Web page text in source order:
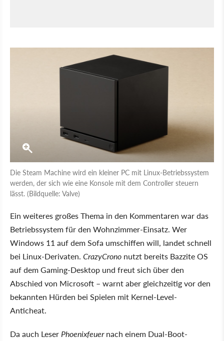
Die Steam Machine wird ein kleiner PC mit Linux-Betriebssystem
werden, der sich wie eine Konsole mit dem Controller steuern
lässt. (Bildquelle: Valve)
Ein weiteres großes Thema in den Kommentaren war das
Betriebssystem für den Wohnzimmer-Einsatz. Wer
Windows 11 auf dem Sofa umschiffen will, landet schnell
bei Linux-Derivaten. CrazyCrono nutzt bereits Bazzite OS
auf dem Gaming-Desktop und freut sich über den
Abschied von Microsoft – warnt aber gleichzeitig vor den
bekannten Hürden bei Spielen mit Kernel-Level-
Anticheat.
Da auch LeserPhoenixfeuernach einem Dual-Boot-